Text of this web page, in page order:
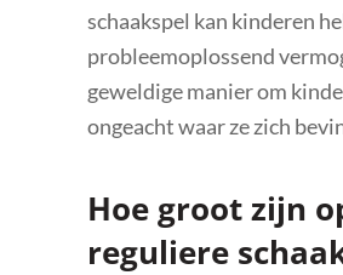
schaakspel kan kinderen
probleemoplossend
geweldige manier om
ongeacht waar ze zich
Hoe groot zijn
reguliere